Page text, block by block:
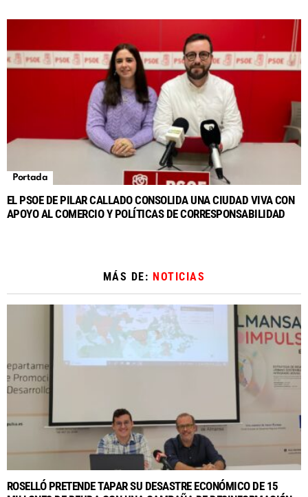
Portada
EL PSOE DE PILAR CALLADO CONSOLIDA UNA CIUDAD VIVA CON
APOYO AL COMERCIO Y POLÍTICAS DE CORRESPONSABILIDAD
MÁS DE: NOTICIAS
ROSELLÓ PRETENDE TAPAR SU DESASTRE ECONÓMICO DE 15